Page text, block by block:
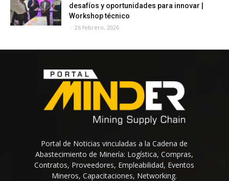
desafíos y oportunidades para innovar |
Workshop técnico
- 26 febrero, 2026
Portal de Noticias vinculadas a la Cadena de
Abastecimiento de Minería: Logística, Compras,
Contratos, Proveedores, Empleabilidad, Eventos
Mineros, Capacitaciones, Networking.